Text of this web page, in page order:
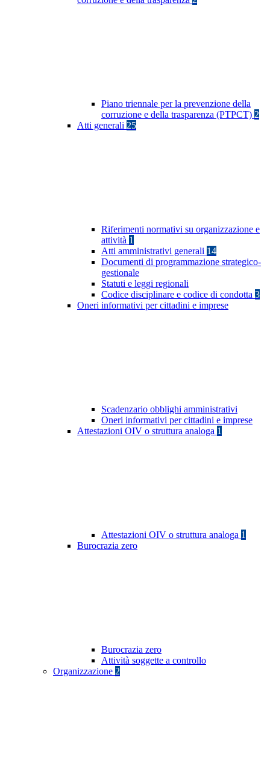
Piano triennale per la prevenzione della
corruzione e della trasparenza (PTPCT) 2
Atti generali 25
Riferimenti normativi su organizzazione e
attività 1
Atti amministrativi generali 14
Documenti di programmazione strategico-
gestionale
Statuti e leggi regionali
Codice disciplinare e codice di condotta 3
Oneri informativi per cittadini e imprese
Scadenzario obblighi amministrativi
Oneri informativi per cittadini e imprese
Attestazioni OIV o struttura analoga 1
Attestazioni OIV o struttura analoga 1
Burocrazia zero
Burocrazia zero
Attività soggette a controllo
Organizzazione 2